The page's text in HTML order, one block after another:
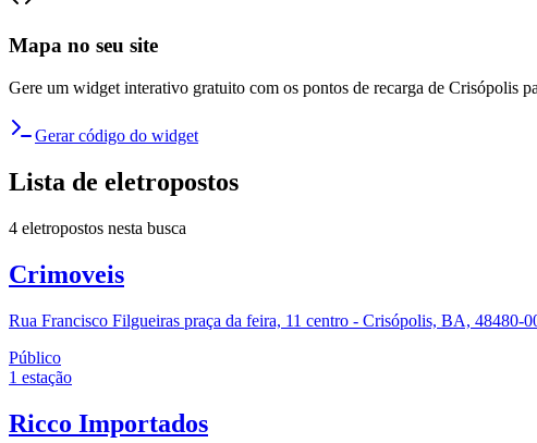
Mapa no seu site
Gere um widget interativo gratuito com os pontos de recarga de Crisópolis
Gerar código do widget
Lista de eletropostos
4 eletropostos nesta busca
Crimoveis
Rua Francisco Filgueiras praça da feira, 11 centro - Crisópolis, BA, 48480-
Público
1 estação
Ricco Importados